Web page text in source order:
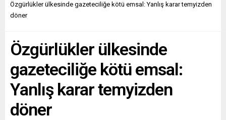
Özgürlükler ülkesinde gazeteciliğe kötü emsal: Yanlış karar temyizden
döner
Özgürlükler ülkesinde
gazeteciliğe kötü emsal:
Yanlış karar temyizden
döner